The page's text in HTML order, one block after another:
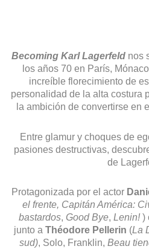
Becoming Karl Lagerfeld nos
los años 70 en París,
increíble florecimiento de
personalidad de la alta costura
la ambición de convertirse en
Entre glamur y choques de
pasiones destructivas,
de
Protagonizada por el actor
el frente, Capitán América:
bastardos, Good Bye, Lenin! )
junto a Théodore Pellerin (La
sud), Solo, Franklin, Beau